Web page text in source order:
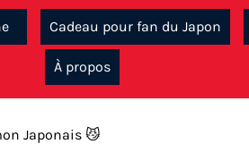
Cadeau pour fan du Japon
À propos
Japonais 😼